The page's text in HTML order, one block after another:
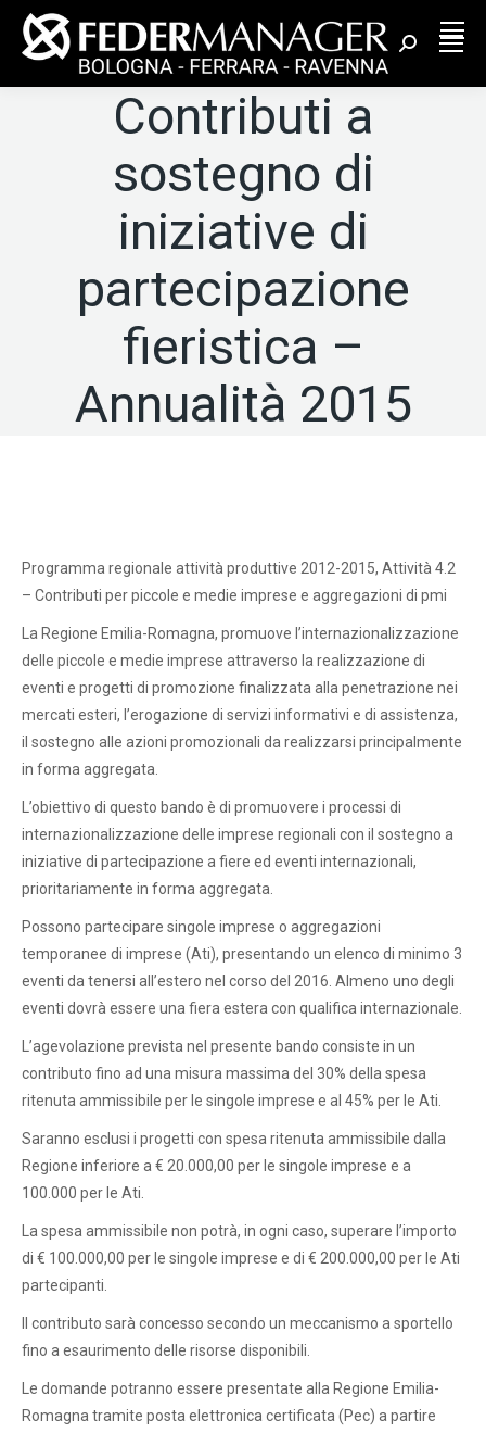
Cerca:
Contributi a
sostegno di
iniziative di
partecipazione
fieristica –
Annualità 2015
Programma regionale attività produttive 2012-2015, Attività 4.2
– Contributi per piccole e medie imprese e aggregazioni di pmi
La Regione Emilia-Romagna, promuove l’internazionalizzazione
delle piccole e medie imprese attraverso la realizzazione di
eventi e progetti di promozione finalizzata alla penetrazione nei
mercati esteri, l’erogazione di servizi informativi e di assistenza,
il sostegno alle azioni promozionali da realizzarsi principalmente
in forma aggregata.
L’obiettivo di questo bando è di promuovere i processi di
internazionalizzazione delle imprese regionali con il sostegno a
iniziative di partecipazione a fiere ed eventi internazionali,
prioritariamente in forma aggregata.
Possono partecipare singole imprese o aggregazioni
temporanee di imprese (Ati), presentando un elenco di minimo 3
eventi da tenersi all’estero nel corso del 2016. Almeno uno degli
eventi dovrà essere una fiera estera con qualifica internazionale.
L’agevolazione prevista nel presente bando consiste in un
contributo fino ad una misura massima del 30% della spesa
ritenuta ammissibile per le singole imprese e al 45% per le Ati.
Saranno esclusi i progetti con spesa ritenuta ammissibile dalla
Regione inferiore a € 20.000,00 per le singole imprese e a
100.000 per le Ati.
La spesa ammissibile non potrà, in ogni caso, superare l’importo
di € 100.000,00 per le singole imprese e di € 200.000,00 per le Ati
partecipanti.
Il contributo sarà concesso secondo un meccanismo a sportello
fino a esaurimento delle risorse disponibili.
Le domande potranno essere presentate alla Regione Emilia-
Romagna tramite posta elettronica certificata (Pec) a partire